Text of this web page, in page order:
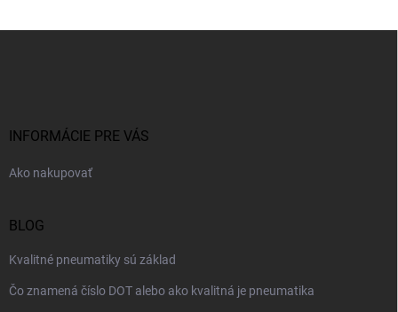
INFORMÁCIE PRE VÁS
Ako nakupovať
BLOG
Kvalitné pneumatiky sú základ
Čo znamená číslo DOT alebo ako kvalitná je pneumatika